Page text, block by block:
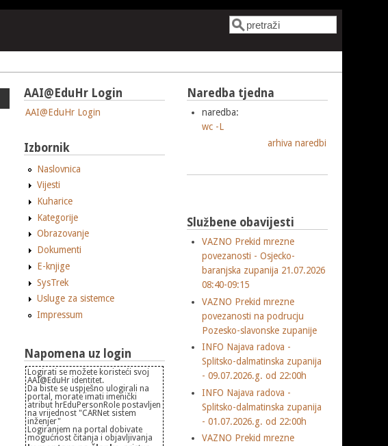
Obrazac pretrage
Pretraga
AAI@EduHr Login
AAI@EduHr Login
Izbornik
Naslovnica
Vijesti
Kuharice
Kategorije
Obrazovanje
Dokumenti
E-knjige
SysTrek
Usluge za sistemce
Impressum
Napomena uz login
Logirati se možete koristeći svoj
AAI@EduHr identitet.
Da biste se uspješno ulogirali na
portal, morate imati imenički
atribut hrEduPersonRole postavljen
na vrijednost "CARNet sistem
inženjer"
Logiranjem na portal dobivate
mogućnost čitanja i objavljivanja
Naredba tjedna
naredba:
wc -L
arhiva naredbi
Službene obavijesti
VAZNO Prekid mrezne
povezanosti - Osjecko-
baranjska zupanija 21.07.2026
08:40-09:15
VAZNO Prekid mrezne
povezanosti na podrucju
Pozesko-slavonske zupanije
INFO Najava radova -
Splitsko-dalmatinska zupanija
- 09.07.2026.g. od 22:00h
INFO Najava radova -
Splitsko-dalmatinska zupanija
- 01.07.2026.g. od 22:00h
VAZNO Prekid mrezne